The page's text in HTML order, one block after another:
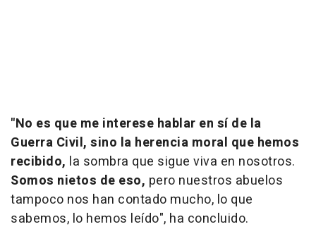
"No es que me interese hablar en sí de la
Guerra Civil, sino la herencia moral que hemos
recibido, la sombra que sigue viva en nosotros.
Somos nietos de eso, pero nuestros abuelos
tampoco nos han contado mucho, lo que
sabemos, lo hemos leído", ha concluido.